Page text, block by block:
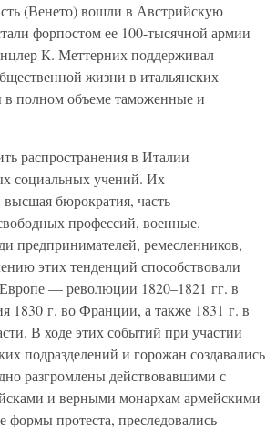
(Венето) вошли в Австрийскую
форпостом ее 100-тысячной армии
К. Меттерних поддерживал
жизни в итальянских
в полном объеме таможенные и
распространения в Италии
социальных учений. Их
бюрократия, часть
профессий, военные.
предпринимателей, ремесленников,
этих тенденций способствовали
— революции 1820–1821 гг. в
1830 г. во Франции, а также 1831 г. в
В ходе этих событий при участии
подразделений и горожан создавались
разгромлены действовавшими с
и верными монархам армейскими
формы протеста, преследовались